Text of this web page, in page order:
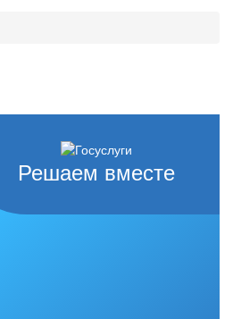
Решаем вместе